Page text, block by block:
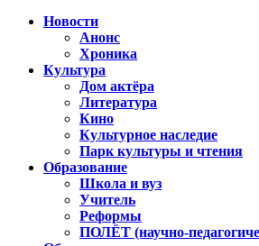
Новости
Анонс
Хроника
Культура
Дом актёра
Литература
Кино
Культурное наследие
Парк культуры и чтения
Образование
Школа и вуз
Учитель
Реформы
ПОЛЁТ (научно-